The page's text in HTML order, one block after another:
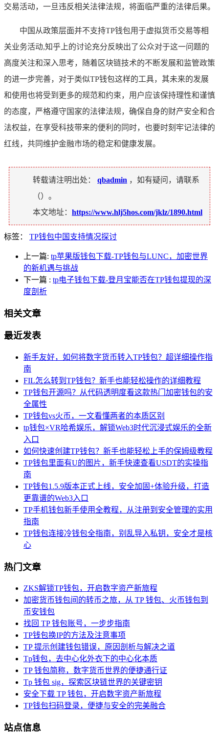
交易活动，一旦违反相关法律法规，将面临严重的法律后果。
中国从政策层面并不支持TP钱包用于虚拟货币交易等相
关业务活动,知乎上的讨论充分反映出了公众对于这一问题的
高度关注和深入思考，随着区块链技术的不断发展和监管政策
的进一步完善，对于类似TP钱包这样的工具，其未来的发展
和使用也将受到更多的规范和约束，用户应该保持理性和谨慎
的态度，严格遵守国家的法律法规，确保自身的财产安全和合
法权益，在享受科技带来的便利的同时，也要时刻牢记法律的
红线，共同维护金融市场的稳定和健康发展。
转载请注明出处： qbadmin ，如有疑问，请联系
（）。
本文地址： https://www.hlj5hos.com/jklz/1890.html
标签： TP钱包中国支持情况探讨
上一篇: tp苹果版钱包下载-TP钱包与LUNC，加密世界
的新机遇与挑战
下一篇 : tp电子钱包下载-登月宝能否在TP钱包提现的深
度剖析
相关文章
最近发表
新手友好，如何将数字货币转入TP钱包？超详细操作指
南
FIL怎么转到TP钱包？新手也能轻松操作的详细教程
TP钱包开源吗？从代码透明度看这款热门加密钱包的安
全属性
TP钱包vs火币，一文看懂两者的本质区别
tp钱包×VR哈希娱乐，解锁Web3时代沉浸式娱乐的全新
入口
如何快速创建TP钱包？新手也能轻松上手的保姆级教程
TP钱包里面有U的图片，新手快速查看USDT的实操指
南
TP钱包1.5.9版本正式上线，安全加固+体验升级，打造
更靠谱的Web3入口
TP手机钱包新手使用全教程，从注册到安全管理的实用
指南
TP钱包连接冷钱包全指南，别乱导入私钥，安全才是核
心
热门文章
ZKS解锁TP钱包，开启数字资产新旅程
加密货币钱包间的转币之旅，从 TP 钱包、火币钱包到
币安钱包
找回 TP 钱包账号，一步步指南
TP钱包换IP的方法及注意事项
TP 提示创建钱包错误，原因剖析与解决之道
Tp钱包，去中心化外衣下的中心化本质
TP 钱包简称，数字货币世界的便捷通行证
Tp 钱包 sig，探索区块链世界的关键密钥
安全下载 TP 钱包，开启数字资产新旅程
TP钱包扫码登录，便捷与安全的完美融合
站点信息